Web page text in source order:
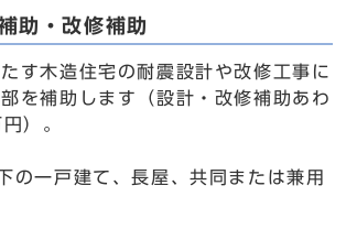
助・改修補助
す木造住宅の耐震設計や改修工事に
を補助します（設計・改修補助あわ
）。
の一戸建て、長屋、共同または兼用